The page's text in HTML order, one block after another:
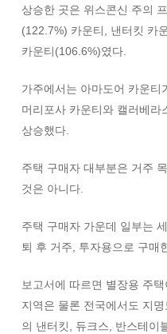
상승한 곳은 위스콘신 주의
(122.7%) 카운티, 낸터킷 카
카운티(106.6%)였다.
가주에서는 아마도어 카운티
머리포사 카운티와 캘러베
상승했다.
주택 구매자 대부분은 거주
것은 아니다.
주택 구매자 가운데 일부는
퇴 후 거주, 투자용으로 구매
보고서에 따르면 별장용 주
지역은 물론 전국에서도 지
의 낸터킷, 듀크스, 반스테이